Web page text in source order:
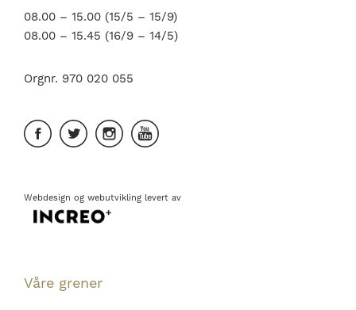
08.00 – 15.00 (15/5 – 15/9)
08.00 – 15.45 (16/9 – 14/5)
Orgnr. 970 020 055
Webdesign og webutvikling levert av
Våre grener